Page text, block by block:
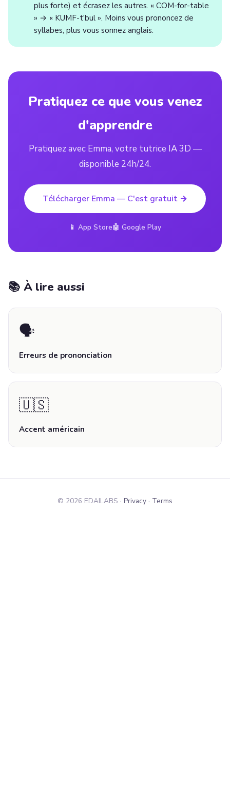
plus forte) et écrasez les autres. « COM-for-table
» → « KUMF-t'bul ». Moins vous prononcez de
syllabes, plus vous sonnez anglais.
Pratiquez ce que vous venez
d'apprendre
Pratiquez avec Emma, votre tutrice IA 3D —
disponible 24h/24.
Télécharger Emma — C'est gratuit →
📱 App Store🤖 Google Play
📚 À lire aussi
🗣️
Erreurs de prononciation
🇺🇸
Accent américain
© 2026 EDAILABS · Privacy · Terms